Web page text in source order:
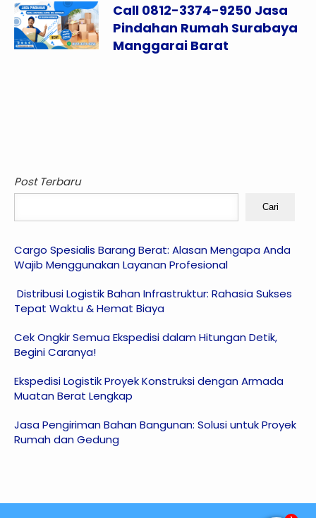
Call 0812-3374-9250 Jasa
Pindahan Rumah Surabaya
Manggarai Barat
Post Terbaru
Cari
Cargo Spesialis Barang Berat: Alasan Mengapa Anda
Wajib Menggunakan Layanan Profesional
Distribusi Logistik Bahan Infrastruktur: Rahasia Sukses
Tepat Waktu & Hemat Biaya
Cek Ongkir Semua Ekspedisi dalam Hitungan Detik,
Begini Caranya!
Ekspedisi Logistik Proyek Konstruksi dengan Armada
Muatan Berat Lengkap
Jasa Pengiriman Bahan Bangunan: Solusi untuk Proyek
Rumah dan Gedung